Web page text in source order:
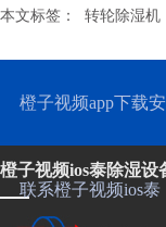
本文标签： 转轮除湿机
橙子视频app下载
联系橙子视频ios泰
橙子视频ios泰除湿设